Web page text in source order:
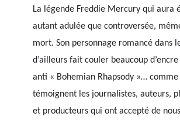
La légende Freddie Mercury qui aura
autant adulée que controversée,
mort. Son personnage romancé dans
d’ailleurs fait couler beaucoup
anti « Bohemian Rhapsody »… comme
témoignent les journalistes, auteurs,
et producteurs qui ont accepté de